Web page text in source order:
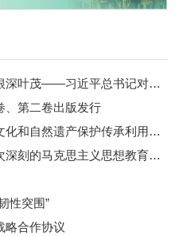
让中朝传统友谊之树更加根深叶茂——习近平总书记对朝鲜进行国事访问纪实
、第二卷出版发行
在习近平文化思想引领下文化和自然遗产保护传承利用工作开创新局面
伟大征程丨延安整风：一次深刻的马克思主义思想教育运动
性突围”
略合作协议